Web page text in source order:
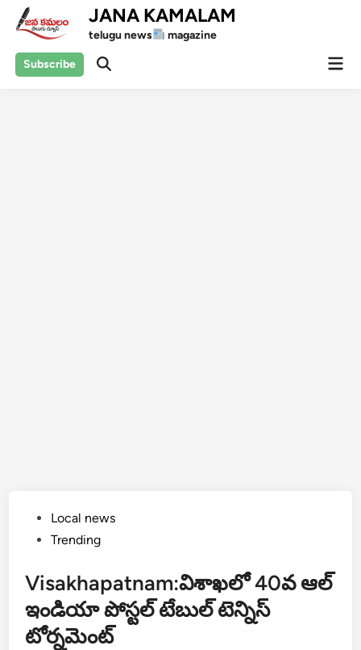
Skip
JANA KAMALAM
telugu news magazine
Subscribe
Open
PostedLocal news
Trending
Visakhapatnam:విశాఖలో 40వ ఆల్
ఇండియా పోస్టల్ టేబుల్ టెన్నిస్
టోర్నమెంట్